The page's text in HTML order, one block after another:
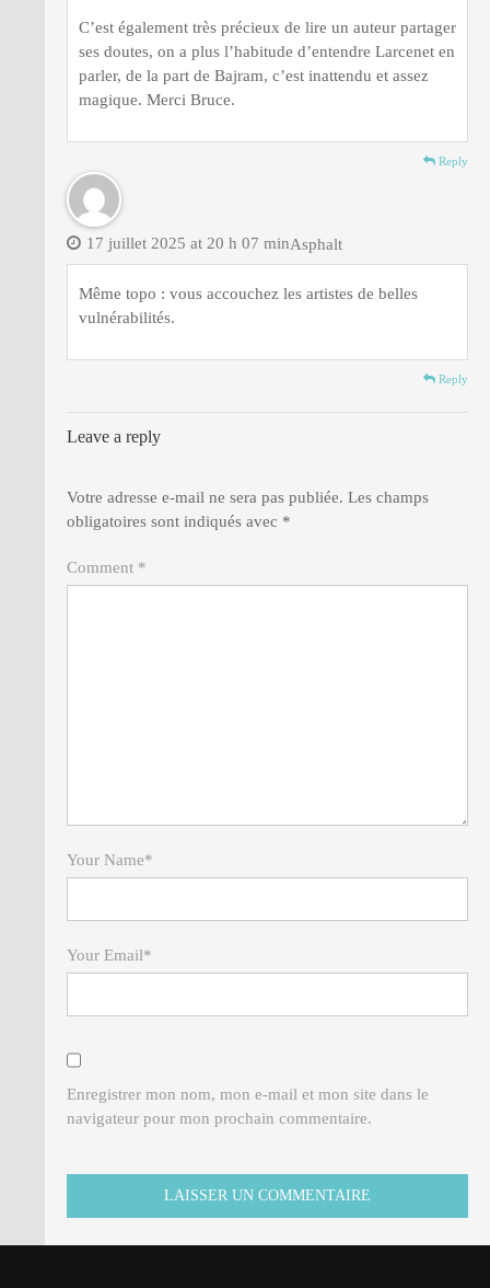
C’est également très précieux de lire un auteur partager
ses doutes, on a plus l’habitude d’entendre Larcenet en
parler, de la part de Bajram, c’est inattendu et assez
magique. Merci Bruce.
Reply
Asphalt
17 juillet 2025 at 20 h 07 min
Même topo : vous accouchez les artistes de belles
vulnérabilités.
Reply
Leave a reply
Votre adresse e-mail ne sera pas publiée. Les champs
obligatoires sont indiqués avec *
Comment *
Your Name*
Your Email*
Enregistrer mon nom, mon e-mail et mon site dans le
navigateur pour mon prochain commentaire.